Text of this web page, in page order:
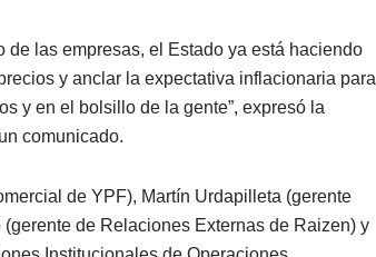
de las empresas, el Estado ya está haciendo
y anclar la expectativa inflacionaria para
y en el bolsillo de la gente”, expresó la
comunicado.
de YPF), Martín Urdapilleta (gerente
de Relaciones Externas de Raizen) y